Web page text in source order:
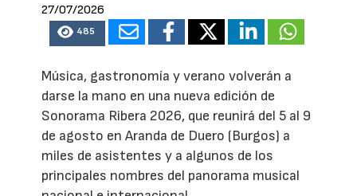
27/07/2026
485
Música, gastronomía y verano volverán a
darse la mano en una nueva edición de
Sonorama Ribera 2026, que reunirá del 5 al 9
de agosto en Aranda de Duero (Burgos) a
miles de asistentes y a algunos de los
principales nombres del panorama musical